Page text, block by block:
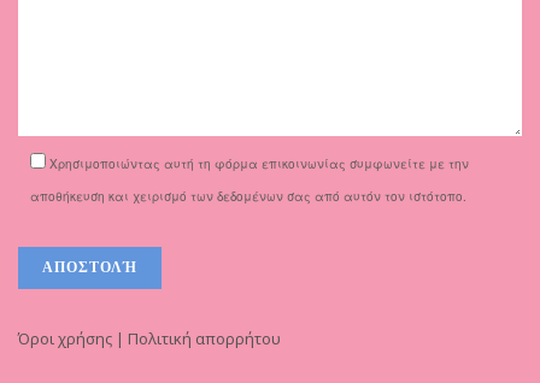
Χρησιμοποιώντας αυτή τη φόρμα επικοινωνίας συμφωνείτε με την
αποθήκευση και χειρισμό των δεδομένων σας από αυτόν τον ιστότοπο.
Όροι χρήσης | Πολιτική απορρήτου